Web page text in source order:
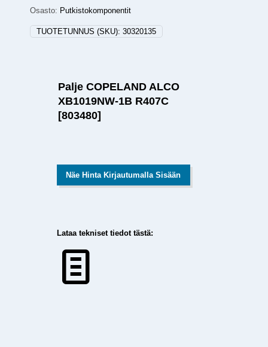
Osasto: Putkistokomponentit
TUOTETUNNUS (SKU): 30320135
Palje COPELAND ALCO
XB1019NW-1B R407C
[803480]
Näe Hinta Kirjautumalla Sisään
Lataa tekniset tiedot tästä: